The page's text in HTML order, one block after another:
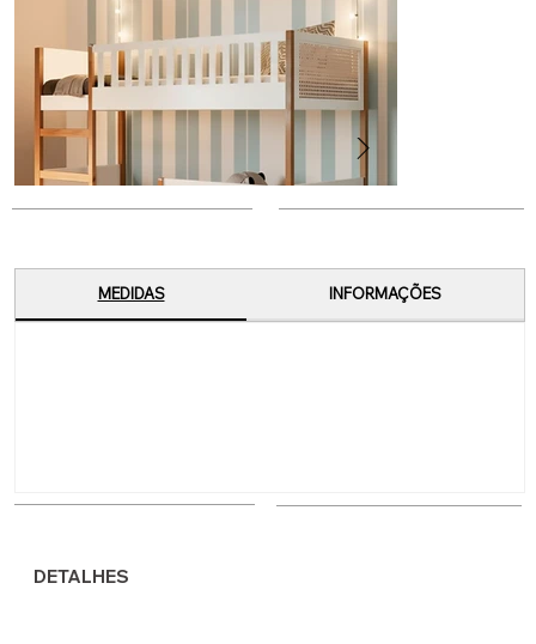
MEDIDAS INFORMAÇÕES
DETALHES